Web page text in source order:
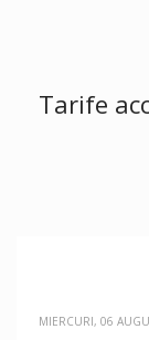
Tarife
MIERCURI, 06